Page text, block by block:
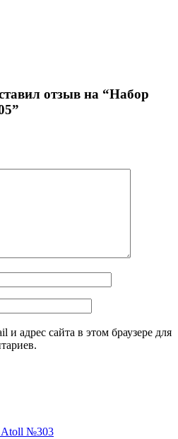
отзыв на “Набор
и адрес сайта в этом браузере для